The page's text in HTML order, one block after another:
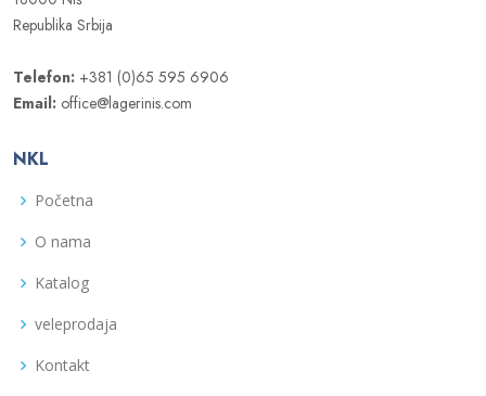
Republika Srbija
Telefon: +381 (0)65 595 6906
Email: office@lagerinis.com
NKL
Početna
O nama
Katalog
veleprodaja
Kontakt